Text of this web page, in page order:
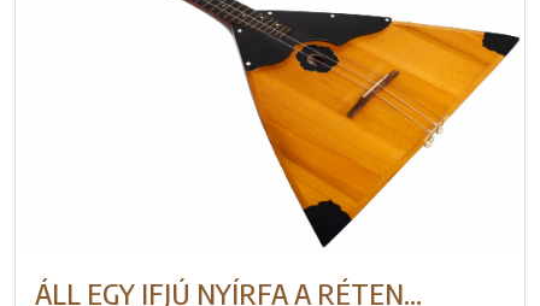
ÁLL EGY IFJÚ NYÍRFA A RÉTEN...